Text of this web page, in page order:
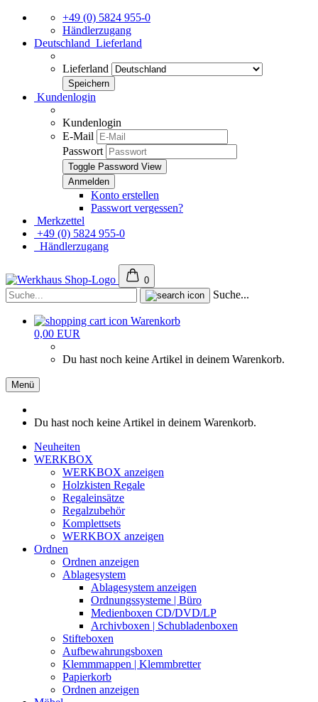
+49 (0) 5824 955-0
Händlerzugang
Deutschland Lieferland
Lieferland
Kundenlogin
Kundenlogin
E-Mail
Passwort
Toggle Password View
Konto erstellen
Passwort vergessen?
Merkzettel
+49 (0) 5824 955-0
Händlerzugang
0
Suche...
Warenkorb
0,00 EUR
Du hast noch keine Artikel in deinem Warenkorb.
Menü
Du hast noch keine Artikel in deinem Warenkorb.
Neuheiten
WERKBOX
WERKBOX anzeigen
Holzkisten Regale
Regaleinsätze
Regalzubehör
Komplettsets
WERKBOX anzeigen
Ordnen
Ordnen anzeigen
Ablagesystem
Ablagesystem anzeigen
Ordnungssysteme | Büro
Medienboxen CD/DVD/LP
Archivboxen | Schubladenboxen
Stifteboxen
Aufbewahrungsboxen
Klemmmappen | Klemmbretter
Papierkorb
Ordnen anzeigen